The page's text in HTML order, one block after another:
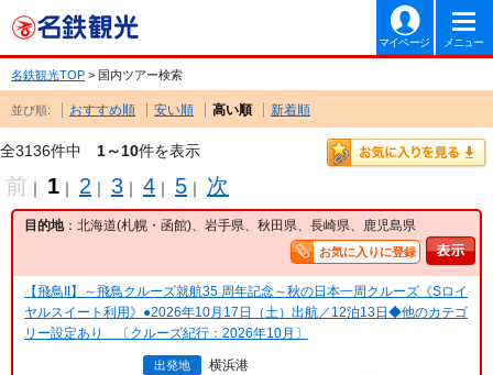
マイページ メニュー
名鉄観光TOP > 国内ツアー検索
並び順: おすすめ順 安い順 高い順 新着順
全3136件中 1～10件を表示
前 ｜ 1 ｜ 2 ｜ 3 ｜ 4 ｜ 5 ｜ 次
目的地：北海道(札幌・函館)、岩手県、秋田県、長崎県、鹿児島県
お気に入りに登録
【飛鳥II】～飛鳥クルーズ就航35 周年記念～秋の日本一周クルーズ《Sロイ
ヤルスイート利用》●2026年10月17日（土）出航／12泊13日◆他のカテゴ
リー設定あり 〔クルーズ紀行：2026年10月〕
出発地 横浜港